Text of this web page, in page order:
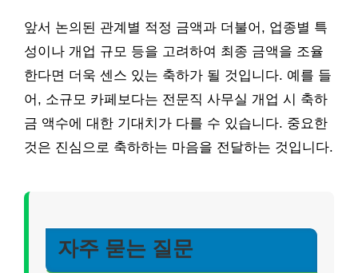
앞서 논의된 관계별 적정 금액과 더불어, 업종별 특
성이나 개업 규모 등을 고려하여 최종 금액을 조율
한다면 더욱 센스 있는 축하가 될 것입니다. 예를 들
어, 소규모 카페보다는 전문직 사무실 개업 시 축하
금 액수에 대한 기대치가 다를 수 있습니다. 중요한
것은 진심으로 축하하는 마음을 전달하는 것입니다.
자주 묻는 질문